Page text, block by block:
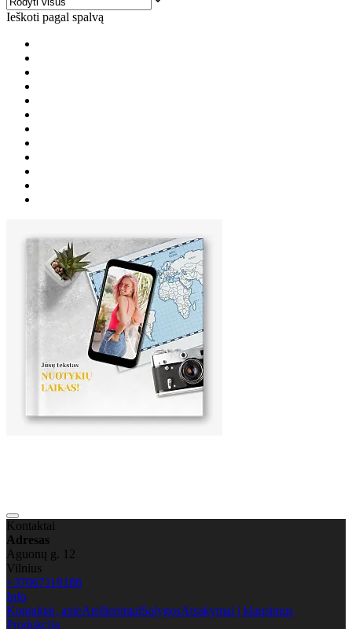
Ieškoti pagal spalvą
Kontaktai
Adresas
Aguonų g. 12
Vilnius
+37067118186
Info
Kontaktai, apieAtsiliepimaiSąlygosAtsakymai į klausimus
Produkcija